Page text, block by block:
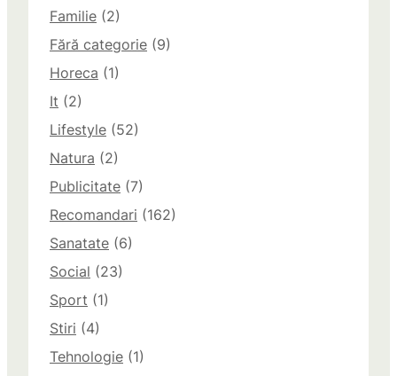
Familie (2)
Fără categorie (9)
Horeca (1)
It (2)
Lifestyle (52)
Natura (2)
Publicitate (7)
Recomandari (162)
Sanatate (6)
Social (23)
Sport (1)
Stiri (4)
Tehnologie (1)